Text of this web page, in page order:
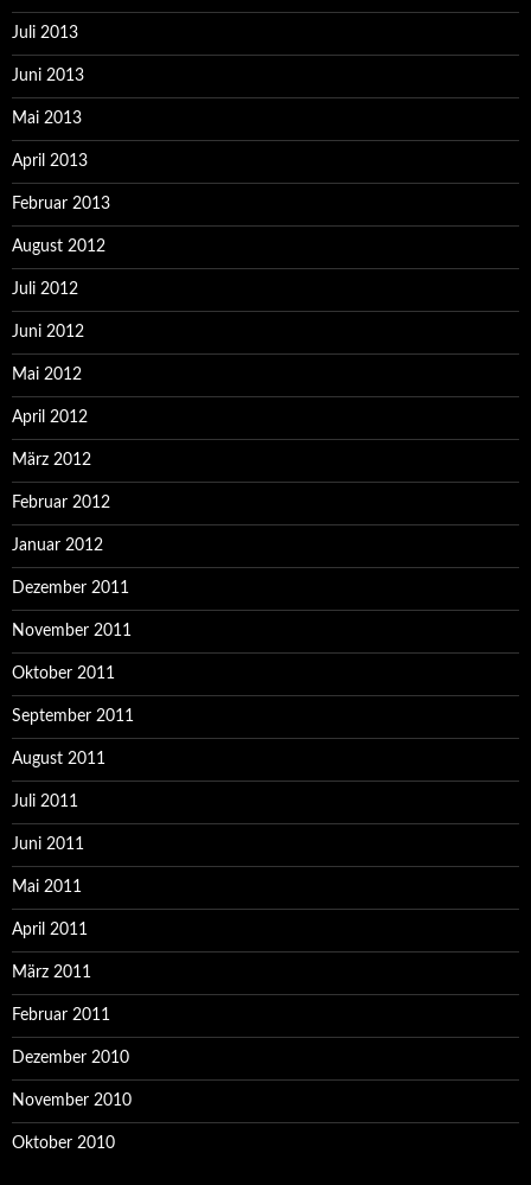
Juli 2013
Juni 2013
Mai 2013
April 2013
Februar 2013
August 2012
Juli 2012
Juni 2012
Mai 2012
April 2012
März 2012
Februar 2012
Januar 2012
Dezember 2011
November 2011
Oktober 2011
September 2011
August 2011
Juli 2011
Juni 2011
Mai 2011
April 2011
März 2011
Februar 2011
Dezember 2010
November 2010
Oktober 2010